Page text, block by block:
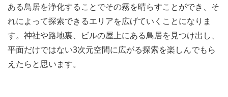
ある鳥居を浄化することでその霧を晴らすことができ、そ
れによって探索できるエリアを広げていくことになりま
す。神社や路地裏、ビルの屋上にある鳥居を見つけ出し、
平面だけではない3次元空間に広がる探索を楽しんでもら
えたらと思います。